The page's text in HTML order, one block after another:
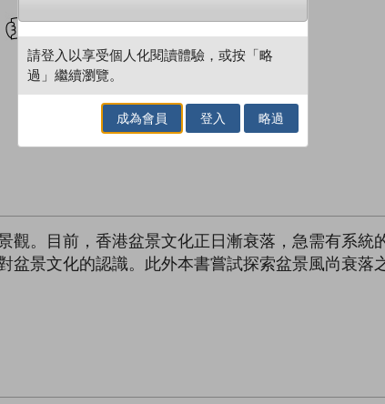
觀。目前，香港盆景文化正日漸衰落，急需有系統
景文化的認識。此外本書嘗試探索盆景風尚衰落
請登入以享受個人化閱讀體驗，或按「略
過」繼續瀏覽。
成為會員 登入 略過